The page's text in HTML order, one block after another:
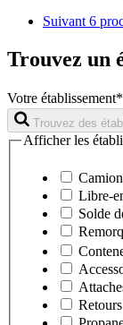
Suivant 6
Trouvez un
Votre établissement*
Trouvez des
Afficher les
Libre-
Solde